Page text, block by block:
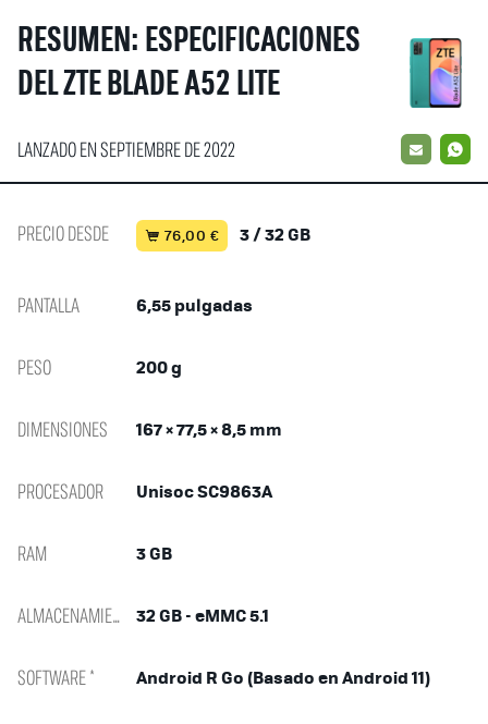
RESUMEN: ESPECIFICACIONES
DEL ZTE BLADE A52 LITE
LANZADO EN SEPTIEMBRE DE 2022 EMAIL
PRECIO DESDE 76,00 € 3 / 32 GB
PANTALLA 6,55 pulgadas
PESO 200 g
DIMENSIONES 167 × 77,5 × 8,5 mm
PROCESADOR Unisoc SC9863A
RAM 3 GB
ALMACENAMIENTO 32 GB - eMMC 5.1
SOFTWARE * Android R Go (Basado en Android 11)